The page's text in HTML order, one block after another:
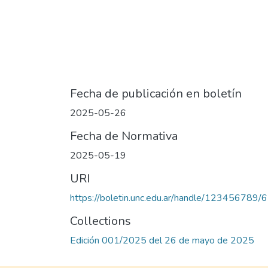
Fecha de publicación en boletín
2025-05-26
Fecha de Normativa
2025-05-19
URI
https://boletin.unc.edu.ar/handle/123456789/
Collections
Edición 001/2025 del 26 de mayo de 2025